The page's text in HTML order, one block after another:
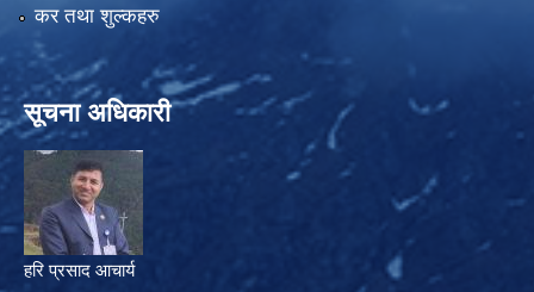
कर तथा शुल्कहरु
सूचना अधिकारी
हरि प्रसाद आचार्य